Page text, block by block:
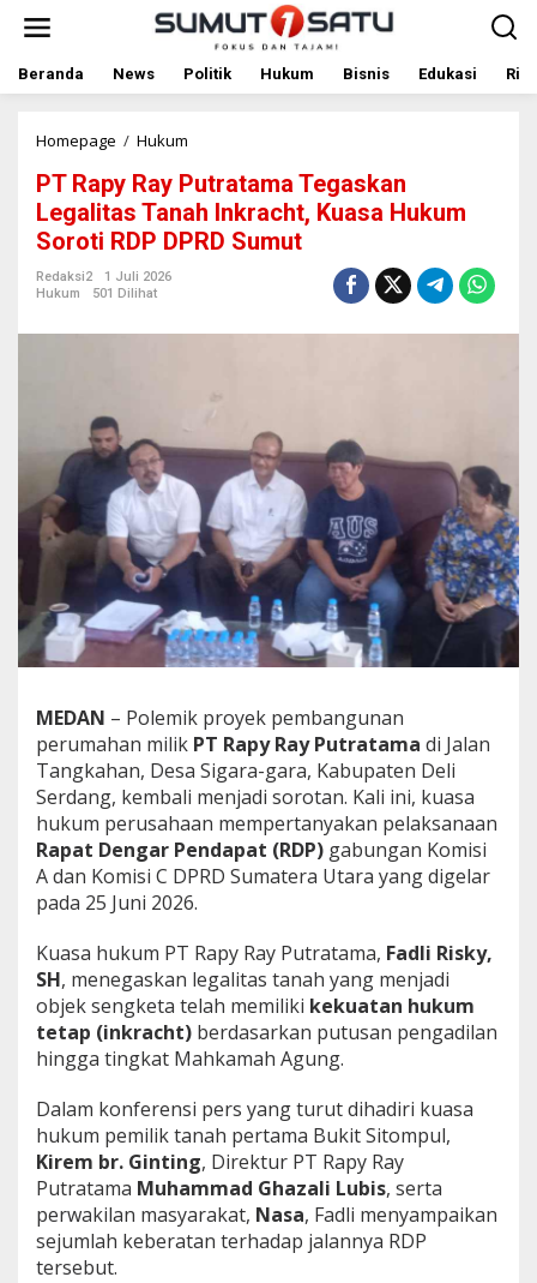
t
Beranda News Politik Hukum Bisnis Edukasi
Homepage / Hukum
R
a
p
y
P
t
m
T
e
a
s
k
a
e
a
l
i
t
a
s
T
a
h
I
n
k
r
c
h
t
,
K
u
a
PT Rapy Ray Putratama Tegaskan
Legalitas Tanah Inkracht, Kuasa Hukum
Soroti RDP DPRD Sumut
Redaksi2
1 Juli 2026
Hukum
501 Dilihat
MEDAN – Polemik proyek pembangunan
perumahan milik PT Rapy Ray Putratama di Jalan
Tangkahan, Desa Sigara-gara, Kabupaten Deli
Serdang, kembali menjadi sorotan. Kali ini, kuasa
hukum perusahaan mempertanyakan pelaksanaan
Rapat Dengar Pendapat (RDP) gabungan Komisi
A dan Komisi C DPRD Sumatera Utara yang digelar
pada 25 Juni 2026.
Kuasa hukum PT Rapy Ray Putratama, Fadli Risky,
SH, menegaskan legalitas tanah yang menjadi
objek sengketa telah memiliki kekuatan hukum
tetap (inkracht) berdasarkan putusan pengadilan
hingga tingkat Mahkamah Agung.
Dalam konferensi pers yang turut dihadiri kuasa
hukum pemilik tanah pertama Bukit Sitompul,
Kirem br. Ginting, Direktur PT Rapy Ray
Putratama Muhammad Ghazali Lubis, serta
perwakilan masyarakat, Nasa, Fadli menyampaikan
sejumlah keberatan terhadap jalannya RDP
tersebut.